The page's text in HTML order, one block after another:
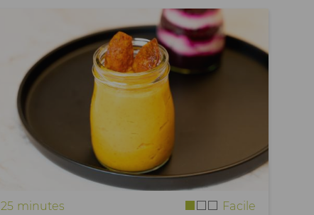
25 minutes Facile